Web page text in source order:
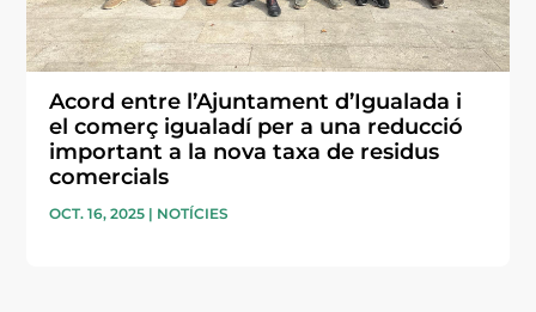
Acord entre l’Ajuntament d’Igualada i
el comerç igualadí per a una reducció
important a la nova taxa de residus
comercials
OCT. 16, 2025 | NOTÍCIES